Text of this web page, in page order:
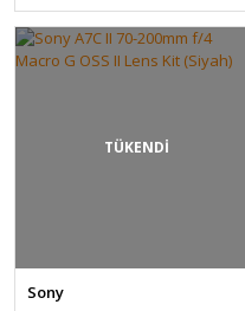
TÜKENDİ
Sony